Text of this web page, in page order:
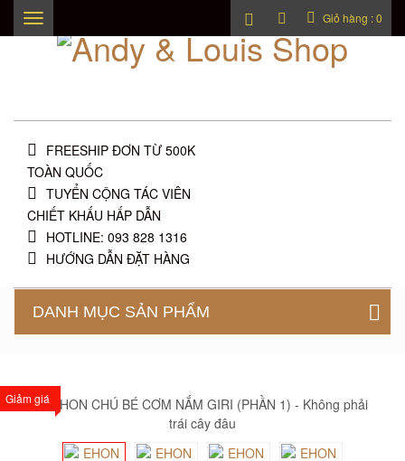
Toggle
navigation
Giỏ hàng :0
FREESHIP ĐƠN TỪ 500K
TOÀN QUỐC
TUYỂN CỘNG TÁC VIÊN
CHIẾT KHẤU HẤP DẪN
HOTLINE: 093 828 1316
HƯỚNG DẪN ĐẶT HÀNG
DANH MỤC SẢN PHẨM
Giảm giá